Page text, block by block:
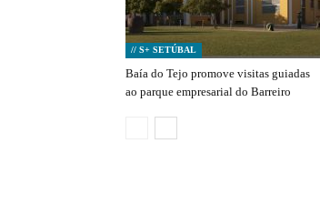
// S+ SETÚBAL
Baía do Tejo promove visitas guiadas
ao parque empresarial do Barreiro